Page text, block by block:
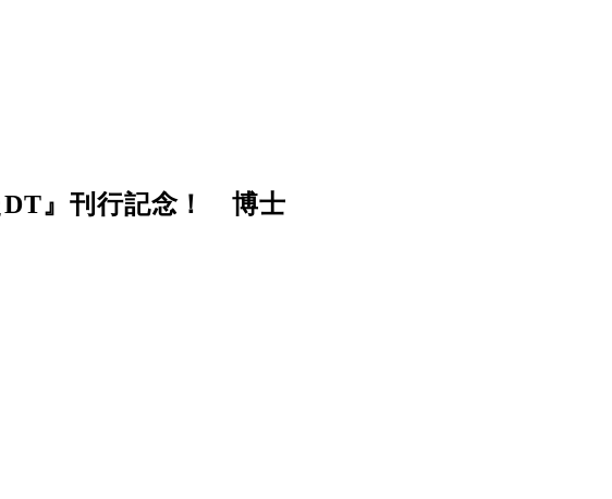
DT』刊行記念！ 博士